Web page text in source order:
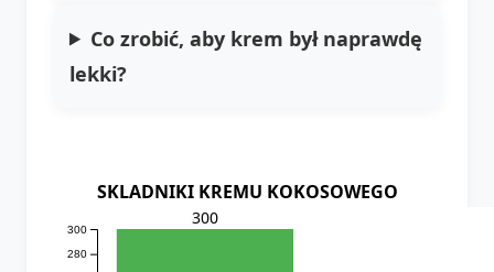
Co zrobić, aby krem był naprawdę
lekki?
SKLADNIKI KREMU KOKOSOWEGO
280
300
300